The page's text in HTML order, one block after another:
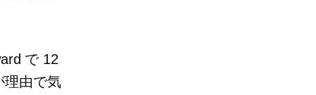
で 12
理由で気